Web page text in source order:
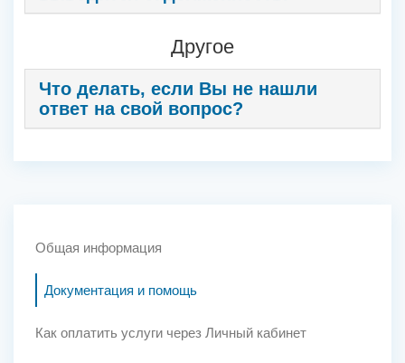
Другое
Что делать, если Вы не нашли
ответ на свой вопрос?
Общая информация
Документация и помощь
Как оплатить услуги через Личный кабинет